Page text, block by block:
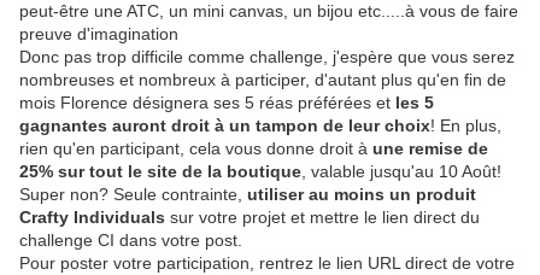
peut-être une ATC, un mini canvas, un bijou etc.....à vous de faire
preuve d'imagination
Donc pas trop difficile comme challenge, j'espère que vous serez
nombreuses et nombreux à participer, d'autant plus qu'en fin de
mois Florence désignera ses 5 réas préférées et les 5
gagnantes auront droit à un tampon de leur choix! En plus,
rien qu'en participant, cela vous donne droit à une remise de
25% sur tout le site de la boutique , valable jusqu'au 10 Août!
Super non? Seule contrainte, utiliser au moins un produit
Crafty Individuals sur votre projet et mettre le lien direct du
challenge CI dans votre post.
Pour poster votre participation, rentrez le lien URL direct de votre